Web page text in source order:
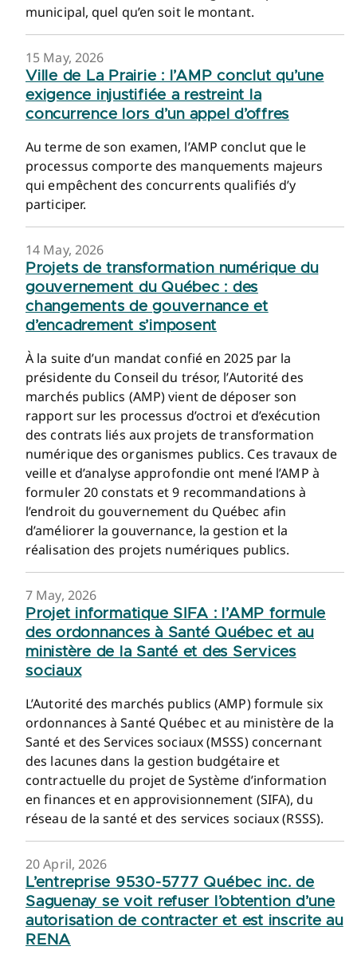
municipal, quel qu’en soit le montant.
15 May, 2026
Ville de La Prairie : l’AMP conclut qu’une
exigence injustifiée a restreint la
concurrence lors d’un appel d’offres
Au terme de son examen, l’AMP conclut que le
processus comporte des manquements majeurs
qui empêchent des concurrents qualifiés d’y
participer.
14 May, 2026
Projets de transformation numérique du
gouvernement du Québec : des
changements de gouvernance et
d’encadrement s’imposent
À la suite d’un mandat confié en 2025 par la
présidente du Conseil du trésor, l’Autorité des
marchés publics (AMP) vient de déposer son
rapport sur les processus d’octroi et d’exécution
des contrats liés aux projets de transformation
numérique des organismes publics. Ces travaux de
veille et d’analyse approfondie ont mené l’AMP à
formuler 20 constats et 9 recommandations à
l’endroit du gouvernement du Québec afin
d’améliorer la gouvernance, la gestion et la
réalisation des projets numériques publics.
7 May, 2026
Projet informatique SIFA : l’AMP formule
des ordonnances à Santé Québec et au
ministère de la Santé et des Services
sociaux
L’Autorité des marchés publics (AMP) formule six
ordonnances à Santé Québec et au ministère de la
Santé et des Services sociaux (MSSS) concernant
des lacunes dans la gestion budgétaire et
contractuelle du projet de Système d’information
en finances et en approvisionnement (SIFA), du
réseau de la santé et des services sociaux (RSSS).
20 April, 2026
L’entreprise 9530-5777 Québec inc. de
Saguenay se voit refuser l’obtention d’une
autorisation de contracter et est inscrite au
RENA